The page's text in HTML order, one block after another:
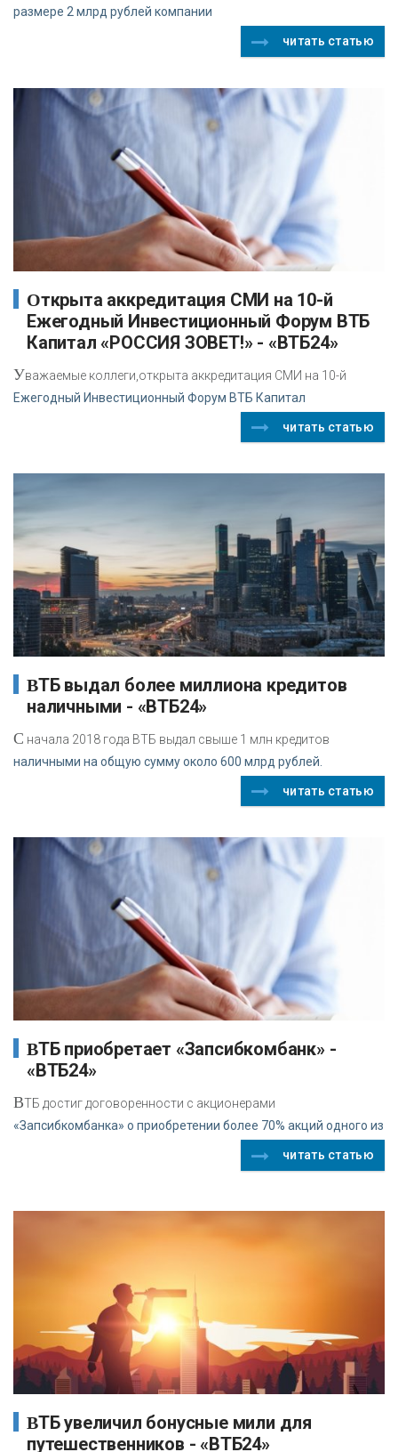
размере 2 млрд рублей компании
читать статью
Открыта аккредитация СМИ на 10-й
Ежегодный Инвестиционный Форум ВТБ
Капитал «РОССИЯ ЗОВЕТ!» - «ВТБ24»
Уважаемые коллеги,открыта аккредитация СМИ на 10-й
Ежегодный Инвестиционный Форум ВТБ Капитал
читать статью
ВТБ выдал более миллиона кредитов
наличными - «ВТБ24»
С начала 2018 года ВТБ выдал свыше 1 млн кредитов
наличными на общую сумму около 600 млрд рублей.
читать статью
ВТБ приобретает «Запсибкомбанк» -
«ВТБ24»
ВТБ достиг договоренности с акционерами
«Запсибкомбанка» о приобретении более 70% акций одного из
читать статью
ВТБ увеличил бонусные мили для
путешественников - «ВТБ24»